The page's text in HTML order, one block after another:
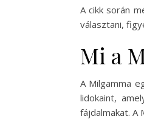
A cikk során
választani,
Mi a
A Milgamma
lidokaint,
fájdalmakat. A